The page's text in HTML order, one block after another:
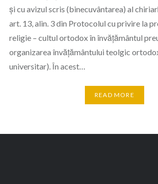
și cu avizul scris (binecuvântarea) al
art. 13, alin. 3 din Protocolul cu privire la
religie – cultul ortodox în învățământul
organizarea învățământului teolgic
universitar). În acest…
READ MORE